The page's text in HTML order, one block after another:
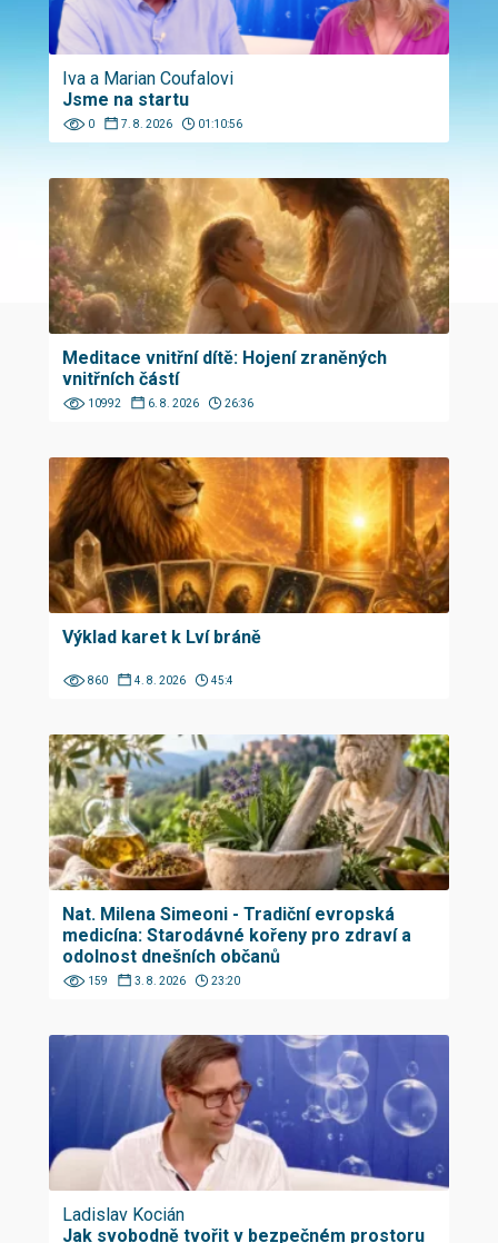
Iva a Marian Coufalovi
Jsme na startu
0 7. 8. 2026 01:10:56
Meditace vnitřní dítě: Hojení zraněných
vnitřních částí
10992 6. 8. 2026 26:36
Výklad karet k Lví bráně
860 4. 8. 2026 45:4
Nat. Milena Simeoni - Tradiční evropská
medicína: Starodávné kořeny pro zdraví a
odolnost dnešních občanů
159 3. 8. 2026 23:20
Ladislav Kocián
Jak svobodně tvořit v bezpečném prostoru